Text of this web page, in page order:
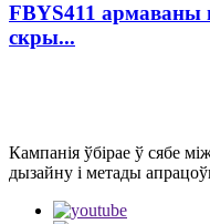
FBYS411 армаваны
скры...
Кампанія ўбірае ў сябе
дызайну і метады